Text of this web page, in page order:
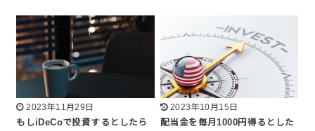
2023年11月29日
もしiDeCoで投資するとしたら
2023年10月15日
配当金を毎月1000円得るとした